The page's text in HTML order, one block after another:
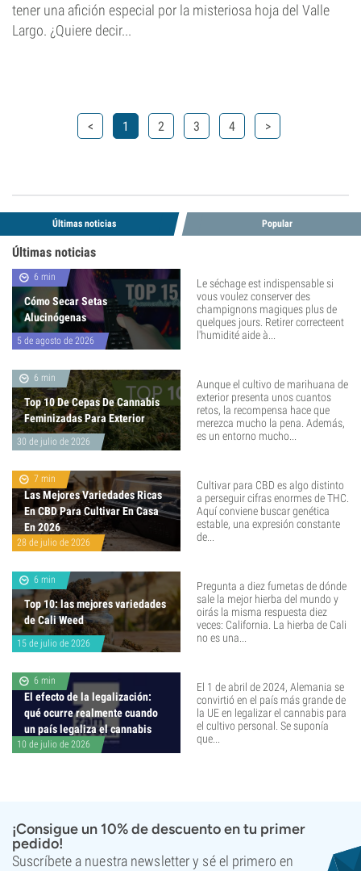
tener una afición especial por la misteriosa hoja del Valle
Largo. ¿Quiere decir...
< 1 2 3 4 >
Últimas noticias Popular
Últimas noticias
6 min
Cómo Secar Setas
Alucinógenas
5 de agosto de 2026
Le séchage est indispensable si
vous voulez conserver des
champignons magiques plus de
quelques jours. Retirer correcteent
l'humidité aide à...
6 min
Top 10 De Cepas De Cannabis
Feminizadas Para Exterior
30 de julio de 2026
Aunque el cultivo de marihuana de
exterior presenta unos cuantos
retos, la recompensa hace que
merezca mucho la pena. Además,
es un entorno mucho...
7 min
Las Mejores Variedades Ricas
En CBD Para Cultivar En Casa
En 2026
28 de julio de 2026
Cultivar para CBD es algo distinto
a perseguir cifras enormes de THC.
Aquí conviene buscar genética
estable, una expresión constante
de...
6 min
Top 10: las mejores variedades
de Cali Weed
15 de julio de 2026
Pregunta a diez fumetas de dónde
sale la mejor hierba del mundo y
oirás la misma respuesta diez
veces: California. La hierba de Cali
no es una...
6 min
El efecto de la legalización:
qué ocurre realmente cuando
un país legaliza el cannabis
10 de julio de 2026
El 1 de abril de 2024, Alemania se
convirtió en el país más grande de
la UE en legalizar el cannabis para
el cultivo personal. Se suponía
que...
¡Consigue un 10% de descuento en tu primer
pedido!
Suscríbete a nuestra newsletter y sé el primero en